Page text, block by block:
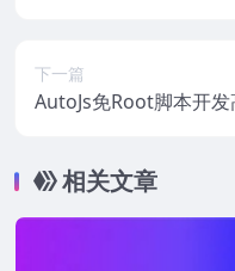
下一篇
AutoJs免Root脚本开
相关文章